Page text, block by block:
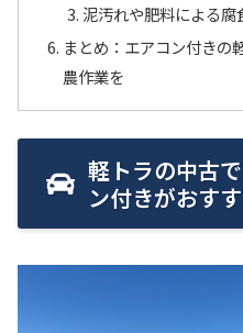
泥汚れや肥料による腐
まとめ：エアコン付きの
農作業を
軽トラの中古
ン付きがおす